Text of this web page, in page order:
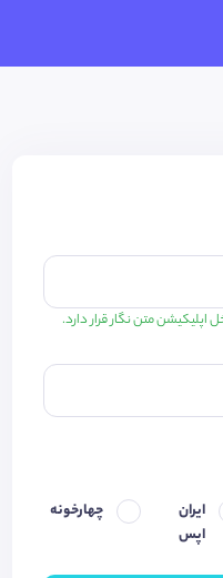
متن نگار قرار دارد.
ایران
اپس
چهارخونه